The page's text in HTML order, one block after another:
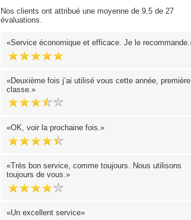
Nos clients ont attribué une moyenne de 9,5 de 27
évaluations.
Service économique et efficace. Je le recommande.
Deuxième fois j’ai utilisé vous cette année, première
classe.
OK, voir la prochaine fois.
Très bon service, comme toujours. Nous utilisons
toujours de vous.
Un excellent service